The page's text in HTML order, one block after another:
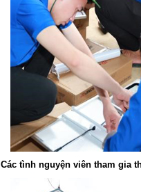
Các tình nguyện viên tham gia